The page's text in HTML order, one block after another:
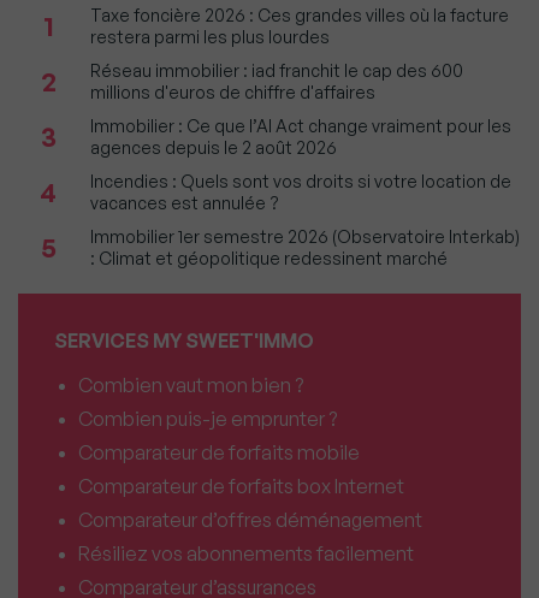
1
Taxe foncière 2026 : Ces grandes villes où la facture
restera parmi les plus lourdes
2
Réseau immobilier : iad franchit le cap des 600
millions d'euros de chiffre d'affaires
3
Immobilier : Ce que l’AI Act change vraiment pour les
agences depuis le 2 août 2026
4
Incendies : Quels sont vos droits si votre location de
vacances est annulée ?
5
Immobilier 1er semestre 2026 (Observatoire Interkab)
: Climat et géopolitique redessinent marché
SERVICES MY SWEET'IMMO
Combien vaut mon bien ?
Combien puis-je emprunter ?
Comparateur de forfaits mobile
Comparateur de forfaits box Internet
Comparateur d’offres déménagement
Résiliez vos abonnements facilement
Comparateur d’assurances